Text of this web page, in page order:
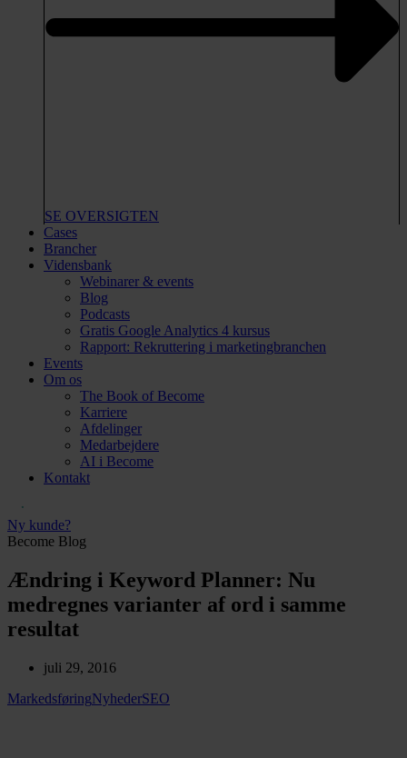
SE OVERSIGTEN
Cases
Brancher
Vidensbank
Webinarer & events
Blog
Podcasts
Gratis Google Analytics 4 kursus
Rapport: Rekruttering i marketingbranchen
Events
Om os
The Book of Become
Karriere
Afdelinger
Medarbejdere
AI i Become
Kontakt
Ny kunde?
Become Blog
Ændring i Keyword Planner: Nu
medregnes varianter af ord i samme
resultat
juli 29, 2016
MarkedsføringNyhederSEO